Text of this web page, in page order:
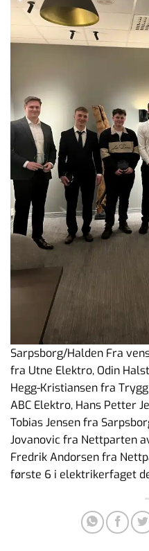
Sarpsborg/Halden Fra
fra Utne Elektro, Odin
Hegg-Kristiansen fra
ABC Elektro, Hans Petter
Tobias Jensen fra
Jovanovic fra Nettparten
Fredrik Andorsen fra
første 6 i elektrikerfaget